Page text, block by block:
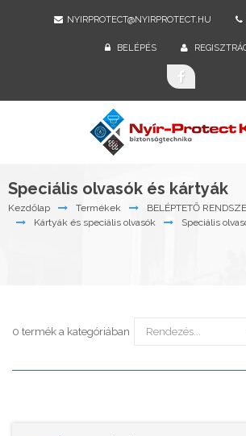
NYIRPROTECT@NYIRPROTECT.HU
BELÉPÉS
Speciális olvasók és kártyák
Kezdőlap Termékek BELÉPTETŐ
Kártyák és speciális olvasók
Speciális
0 termék a kategóriában